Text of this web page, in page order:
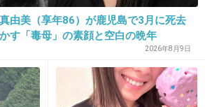
迫早産で入院、絶対安静で毎
してました。
をやめ、退院して上の子2人み
タでしたが結局予定日過ぎて
由美（享年86）が鹿児島で3月に死去
す「毒母」の素顔と空白の晩年
2026年8月9日